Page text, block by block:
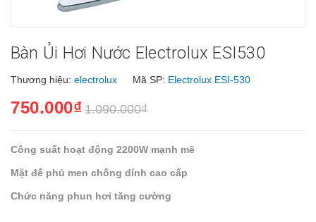
Bàn Ủi Hơi Nước Electrolux ESI530
Thương hiệu: electrolux Mã SP: Electrolux ESI-530
750.000₫ 1.090.000₫
Công suất hoạt động 2200W mạnh mẽ
Mặt đế phủ men chống dính cao cấp
Chức năng phun hơi tăng cường